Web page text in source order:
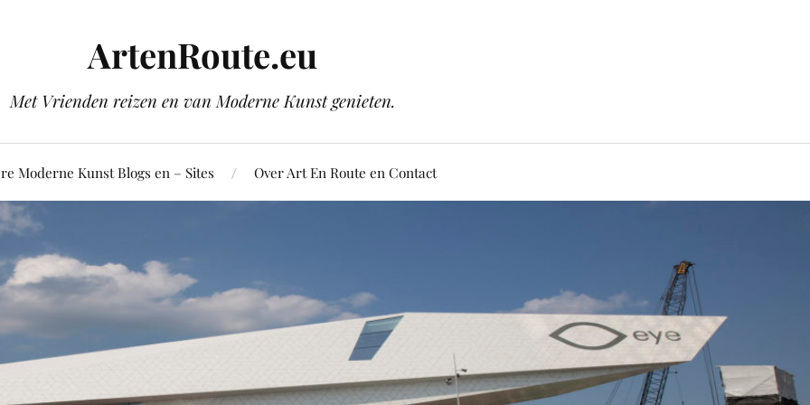
ArtenRoute.eu
Met Vrienden reizen en van Moderne Kunst genieten.
Moderne Kunst Blogs en – Sites Over Art En Route en Contact